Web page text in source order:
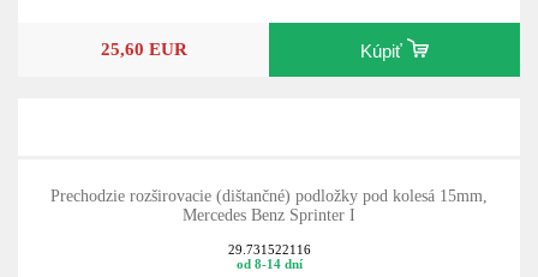
25,60 EUR Kúpiť
Prechodzie rozširovacie (dištančné) podložky pod kolesá 15mm,
Mercedes Benz Sprinter I
29.731522116
od 8-14 dní